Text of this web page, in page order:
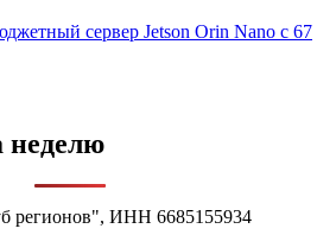
сервер Jetson Orin Nano с 67
неделю
регионов", ИНН 6685155934